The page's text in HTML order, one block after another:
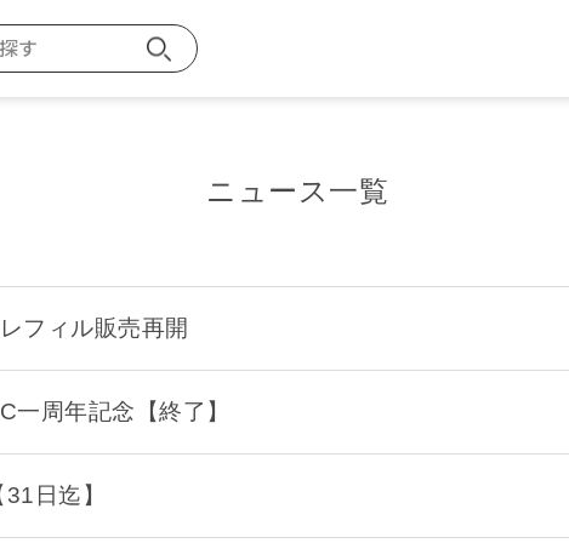
探す
メンバー特典
ニュース一覧
フィル販売再開
一周年記念【終了】
日迄】